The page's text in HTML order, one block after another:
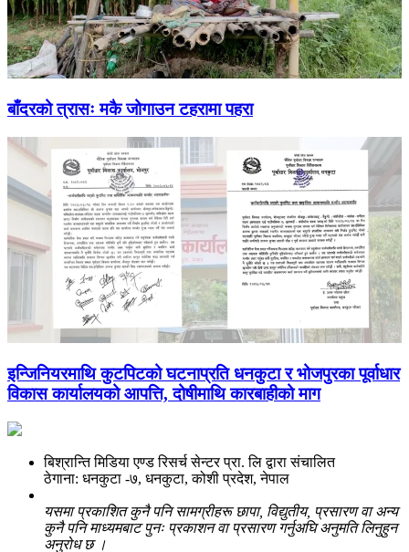
बाँदरको त्रासः मकै जोगाउन टहरामा पहरा
इन्जिनियरमाथि कुटपिटको घटनाप्रति धनकुटा र भोजपुरका पूर्वाधार
विकास कार्यालयको आपत्ति, दोषीमाथि कारबाहीको माग
बिश्रान्ति मिडिया एण्ड रिसर्च सेन्टर प्रा. लि द्वारा संचालित
ठेगाना: धनकुटा -७, धनकुटा, कोशी प्रदेश, नेपाल
यसमा प्रकाशित कुनै पनि सामग्रीहरू छापा, विद्युतीय, प्रसारण वा अन्य
कुनै पनि माध्यमबाट पुनः प्रकाशन वा प्रसारण गर्नुअघि अनुमति लिनुहुन
अनुरोध छ ।